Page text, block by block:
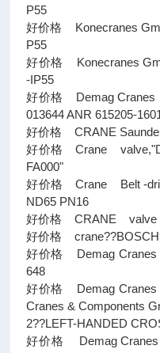
P55
好价格 Konecranes
P55
好价格 Konecranes
-IP55
好价格 Demag Cranes
013644 ANR 615205-
好价格 CRANE
好价格 Crane
FA000"
好价格 Crane Belt -
ND65 PN16
好价格 CRANE valve
好价格
好价格 Demag Cranes
648
好价格 Demag Cranes
Cranes & Components
2??LEFT-HANDED
好价格 Demag